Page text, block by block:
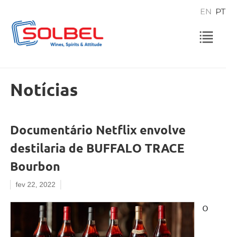
Notícias
Documentário Netflix envolve
destilaria de BUFFALO TRACE
Bourbon
fev 22, 2022
O